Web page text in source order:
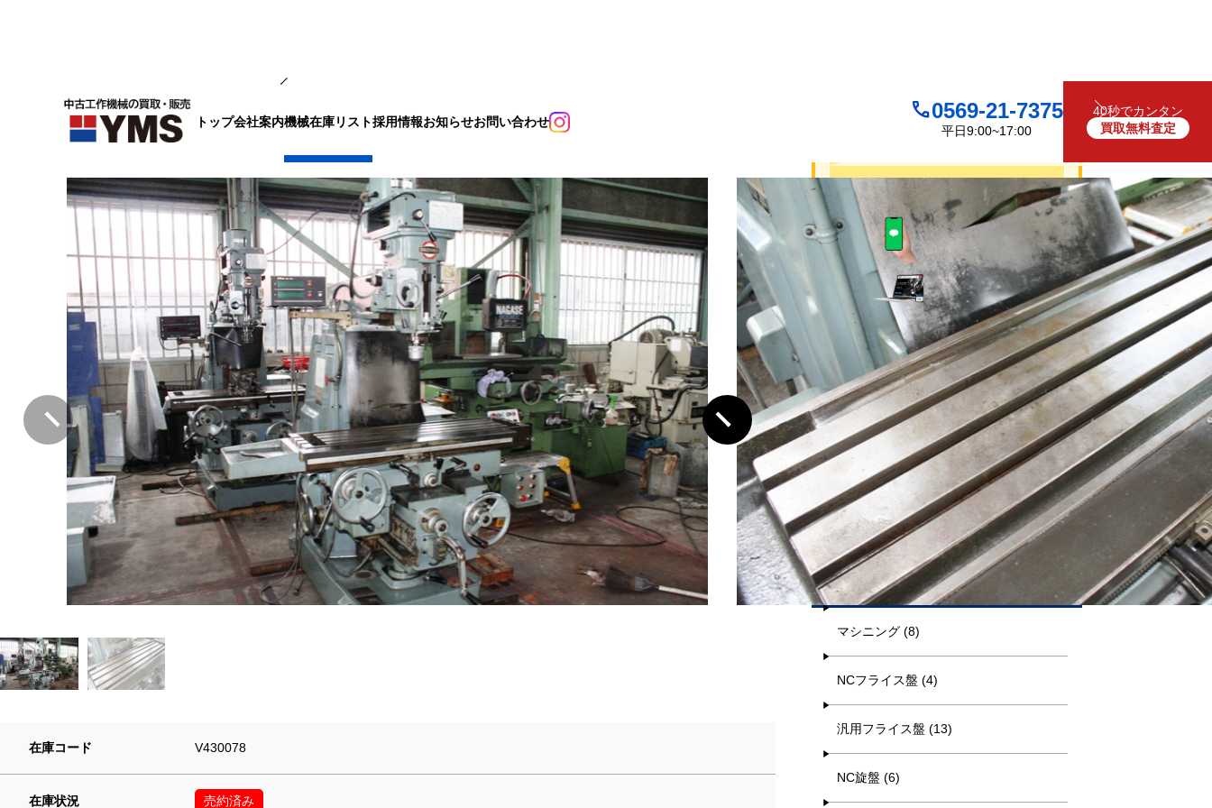
トップ会社案内機械在庫リスト採用情報お知らせお問い合わせ 0569-21-7375
平日9:00~17:00
40秒でカンタン
買取無料査定
#1.5ラムフライス盤
在庫コード V430078
在庫状況 売約済み
買取について
無料
LINEで査定 （友だち追加）
買取フォームで査定
お電話でも受け付けております
0569-21-7375
平日9:00~17:00
キーワード検索
カテゴリー一覧
マシニング (8)
NCフライス盤 (4)
汎用フライス盤 (13)
NC旋盤 (6)